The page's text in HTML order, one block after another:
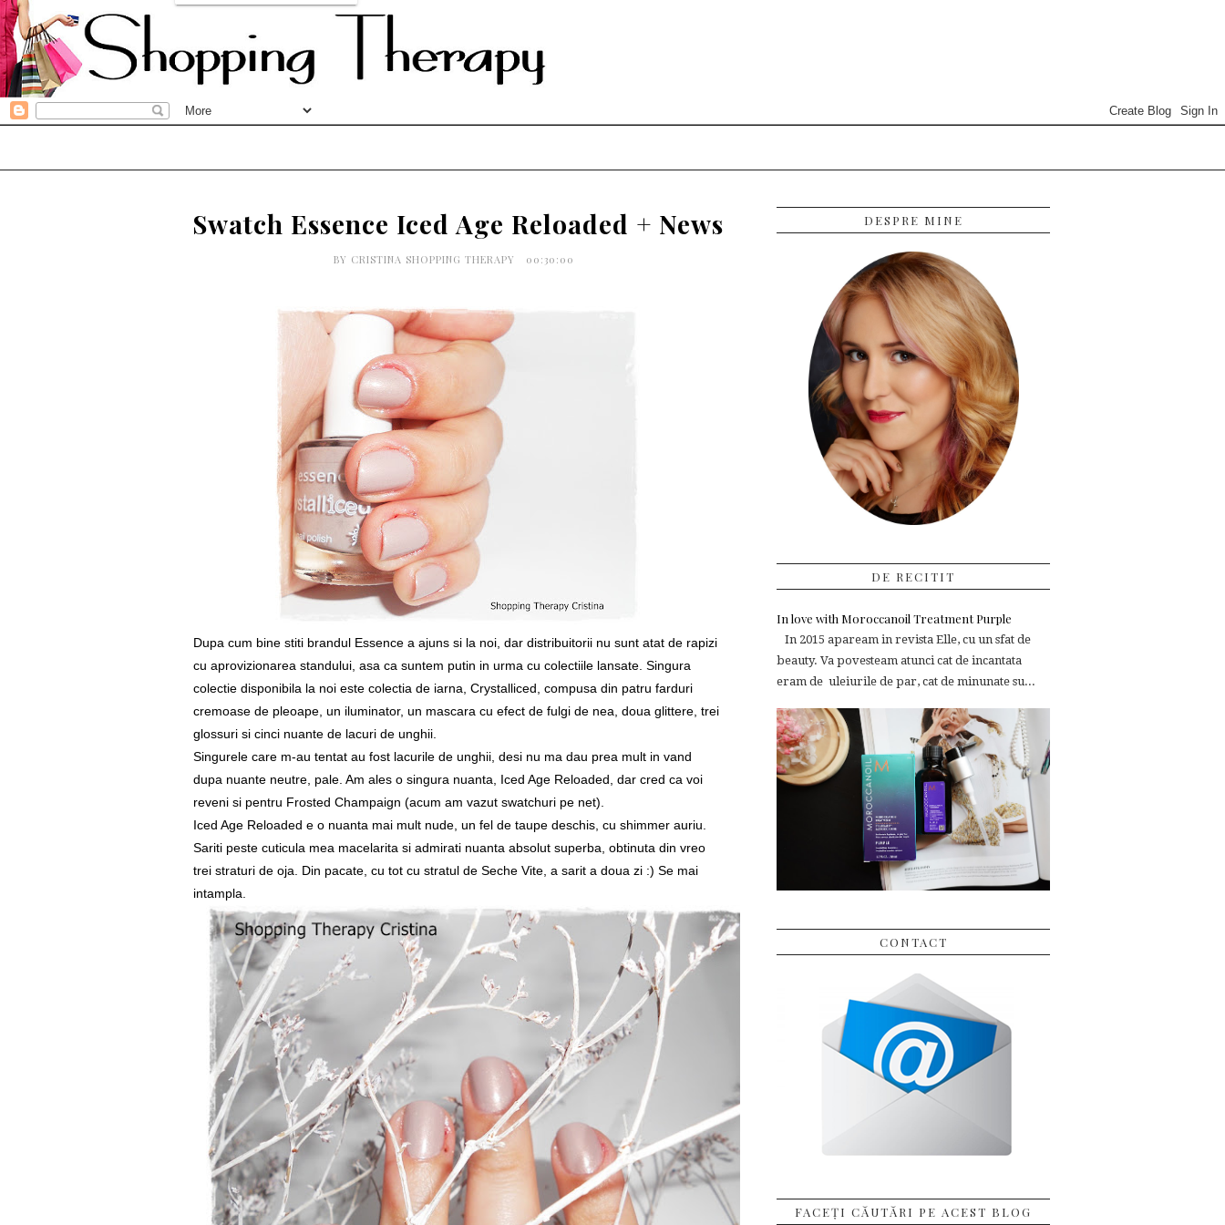
Swatch Essence Iced Age Reloaded + News
BY CRISTINA SHOPPING THERAPY 00:30:00
Dupa cum bine stiti brandul Essence a ajuns si la noi, dar distribuitorii nu sunt atat de rapizi
cu aprovizionarea standului, asa ca suntem putin in urma cu colectiile lansate. Singura
colectie disponibila la noi este colectia de iarna, Crystalliced, compusa din patru farduri
cremoase de pleoape, un iluminator, un mascara cu efect de fulgi de nea, doua glittere, trei
glossuri si cinci nuante de lacuri de unghii
Singurele care m-au tentat au fost lacurile de unghii, desi nu ma dau prea mult in vand
dupa nuante neutre, pale. Am ales o singura nuanta, Iced Age Reloaded, dar cred ca voi
reveni si pentru Frosted Champaign (acum am vazut swatchuri pe net).
Iced Age Reloaded e o nuanta mai mult nude, un fel de taupe deschis, cu shimmer auriu.
Sariti peste cuticula mea macelarita si admirati nuanta absolut superba, obtinuta din vreo
trei straturi de oja. Din pacate, cu tot cu stratul de Seche Vite, a sarit a doua zi :) Se mai
intampla.
DESPRE MINE
DE RECITIT
In love with Moroccanoil Treatment Purple
In 2015 apaream in revista Elle, cu un sfat de
beauty. Va povesteam atunci cat de incantata
eram de uleiurile de par, cat de minunate su...
CONTACT
FACEȚI CĂUTĂRI PE ACEST BLOG